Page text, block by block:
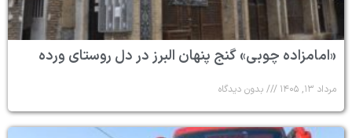
«امامزاده چوبی» گنج پنهان البرز در دل روستای ورده
مرداد ۱۳, ۱۴۰۵ بدون دیدگاه